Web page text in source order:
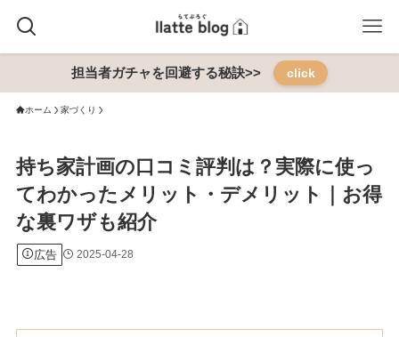
担当者ガチャを回避する秘訣>> click
ホーム 家づくり
持ち家計画の口コミ評判は？実際に使っ
てわかったメリット・デメリット｜お得
な裏ワザも紹介
広告 2025-04-28